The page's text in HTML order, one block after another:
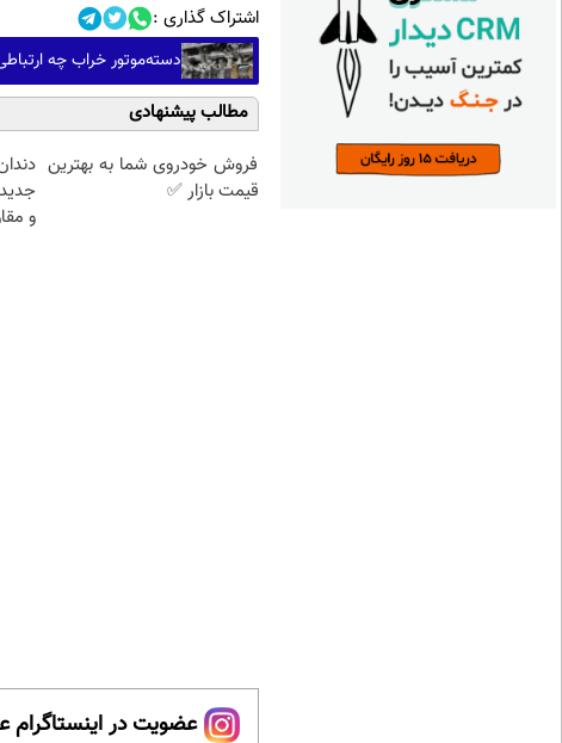
اشتراک گذاری :
دسته‌موتور خراب چه
مطالب پیشنهادی
فروش خودروی شما به بهترین
قیمت بازار ✅
و
عضویت در اینستاگرام